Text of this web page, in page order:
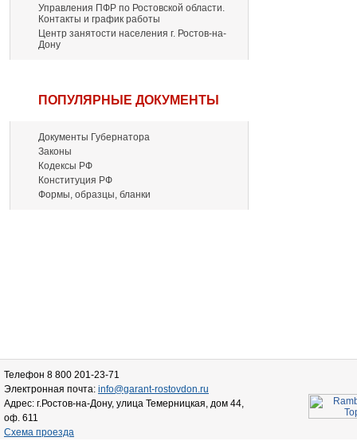
Управления ПФР по Ростовской области.
Контакты и график работы
Центр занятости населения г. Ростов-на-
Дону
ПОПУЛЯРНЫЕ ДОКУМЕНТЫ
Документы Губернатора
Законы
Кодексы РФ
Конституция РФ
Формы, образцы, бланки
Телефон 8 800 201-23-71
Электронная почта: info@garant-rostovdon.ru
Адрес: г.Ростов-на-Дону, улица Темерницкая, дом 44,
оф. 611
Схема проезда